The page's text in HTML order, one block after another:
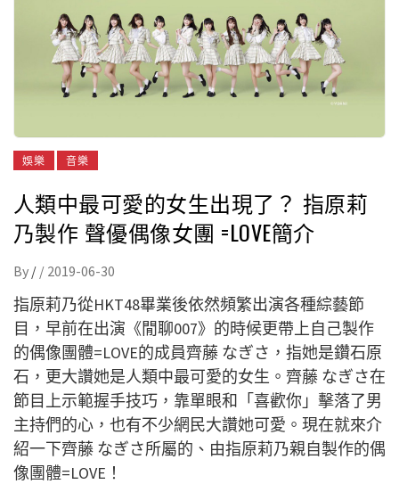
娛樂 音樂
人類中最可愛的女生出現了？ 指原莉
乃製作 聲優偶像女團 =LOVE簡介
By / / 2019-06-30
指原莉乃從HKT48畢業後依然頻繁出演各種綜藝節
目，早前在出演《閒聊007》的時候更帶上自己製作
的偶像團體=LOVE的成員齊藤 なぎさ，指她是鑽石原
石，更大讚她是人類中最可愛的女生。齊藤 なぎさ在
節目上示範握手技巧，靠單眼和「喜歡你」擊落了男
主持們的心，也有不少網民大讚她可愛。現在就來介
紹一下齊藤 なぎさ所屬的、由指原莉乃親自製作的偶
像團體=LOVE！